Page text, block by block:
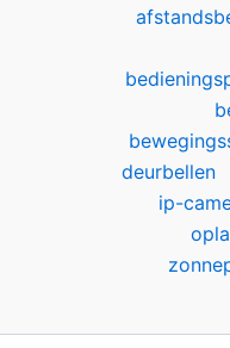
deurbellen
ip-